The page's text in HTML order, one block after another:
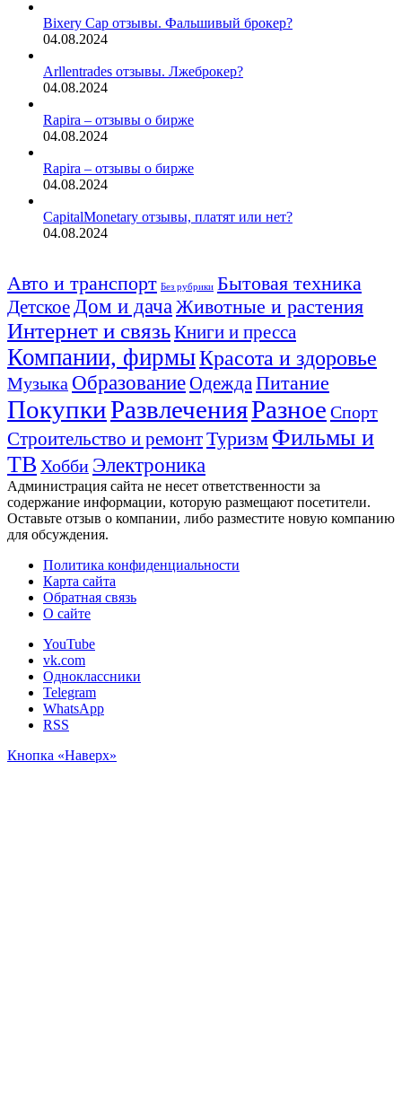
Bixery Cap отзывы. Фальшивый брокер?
04.08.2024
Arllentrades отзывы. Лжеброкер?
04.08.2024
Rapira – отзывы о бирже
04.08.2024
Rapira – отзывы о бирже
04.08.2024
CapitalMonetary отзывы, платят или нет?
04.08.2024
Авто и транспорт Без рубрики Бытовая техника
ДетскоеДом и дачаЖивотные и растения
Интернет и связьКниги и пресса
Компании, фирмыКрасота и здоровье
Музыка ОбразованиеОдеждаПитание
ПокупкиРазвлеченияРазное Спорт
Строительство и ремонтТуризм Фильмы и
ТВ Хобби Электроника
Администрация сайта не несет ответственности за
содержание информации, которую размещают посетители.
Оставьте отзыв о компании, либо разместите новую компанию
для обсуждения.
Политика конфиденциальности
Карта сайта
Обратная связь
О сайте
YouTube
vk.com
Одноклассники
Telegram
WhatsApp
RSS
Кнопка «Наверх»